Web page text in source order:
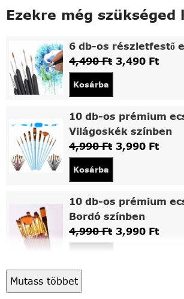
Ezekre még szükséged
6 db-os részletfestő
4,490Ft 3,490 Ft
Kosárba
10 db-os prémium
Világoskék színben
4,990Ft 3,990 Ft
Kosárba
10 db-os prémium
Bordó színben
4,990Ft 3,990 Ft
Asztali fa festőállvány
Mutass többet